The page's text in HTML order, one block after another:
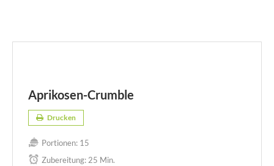
Aprikosen-Crumble
Drucken
Portionen: 15
Zubereitung: 25 Min.